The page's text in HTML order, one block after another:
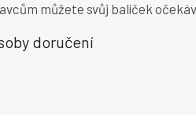
můžete svůj balíček
doručení